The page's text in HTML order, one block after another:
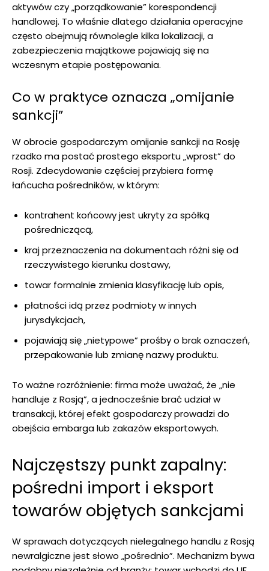
aktywów czy „porządkowanie” korespondencji
handlowej. To właśnie dlatego działania operacyjne
często obejmują równolegle kilka lokalizacji, a
zabezpieczenia majątkowe pojawiają się na
wczesnym etapie postępowania.
Co w praktyce oznacza „omijanie
sankcji”
W obrocie gospodarczym omijanie sankcji na Rosję
rzadko ma postać prostego eksportu „wprost” do
Rosji. Zdecydowanie częściej przybiera formę
łańcucha pośredników, w którym:
kontrahent końcowy jest ukryty za spółką
pośredniczącą,
kraj przeznaczenia na dokumentach różni się od
rzeczywistego kierunku dostawy,
towar formalnie zmienia klasyfikację lub opis,
płatności idą przez podmioty w innych
jurysdykcjach,
pojawiają się „nietypowe” prośby o brak oznaczeń,
przepakowanie lub zmianę nazwy produktu.
To ważne rozróżnienie: firma może uważać, że „nie
handluje z Rosją”, a jednocześnie brać udział w
transakcji, której efekt gospodarczy prowadzi do
obejścia embarga lub zakazów eksportowych.
Najczęstszy punkt zapalny:
pośredni import i eksport
towarów objętych sankcjami
W sprawach dotyczących nielegalnego handlu z Rosją
newralgiczne jest słowo „pośrednio”. Mechanizm bywa